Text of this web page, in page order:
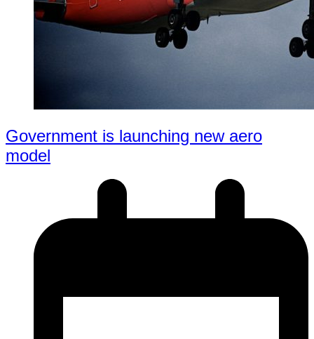
Government is launching new aero
model